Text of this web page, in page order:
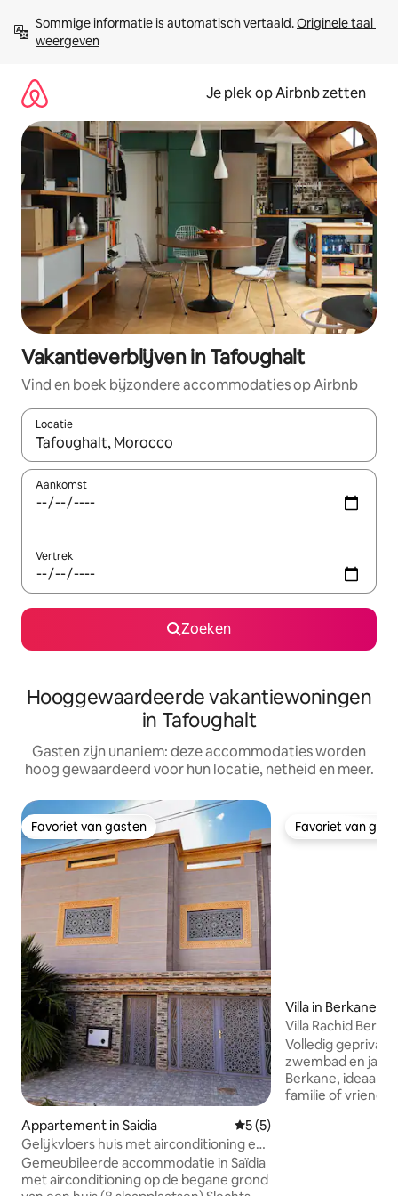
direct
naar
Sommige informatie is automatisch vertaald. Originele taal
weergeven
Je plek op Airbnb zetten
Vakantieverblijven in Tafoughalt
Vind en boek bijzondere accommodaties op Airbnb
Locatie
Wanneer er resultaten beschikbaar zijn, maak je een keuze
Aankomst
Vertrek
Zoeken
Hooggewaardeerde vakantiewoningen
in Tafoughalt
Gasten zijn unaniem: deze accommodaties worden
hoog gewaardeerd voor hun locatie, netheid en meer.
Favoriet van gasten
Favoriet van gasten
Appartement in Saidia Gemiddelde beoordeling
5 (5)
Gelijkvloers huis met airconditioning en
terras
Gemeubileerde accommodatie in Saïdia
met airconditioning op de begane grond
Favoriet van
Favoriet van
Villa in Berkane
Villa Rachid
buren.
Volledig
zwembad en
Berkane, ideaal
familie of vrienden. Grote villa van